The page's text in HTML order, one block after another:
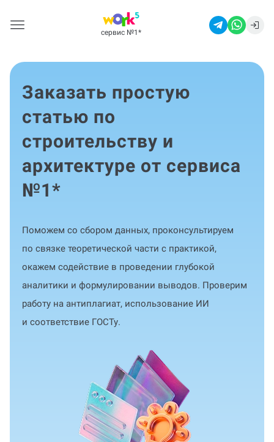
сервис №1 *
Заказать простую
статью по
строительству и
архитектуре от сервиса
№1*
Поможем со сбором данных, проконсультируем
по связке теоретической части с практикой,
окажем содействие в проведении глубокой
аналитики и формулировании выводов. Проверим
работу на антиплагиат, использование ИИ
и соответствие ГОСТу.